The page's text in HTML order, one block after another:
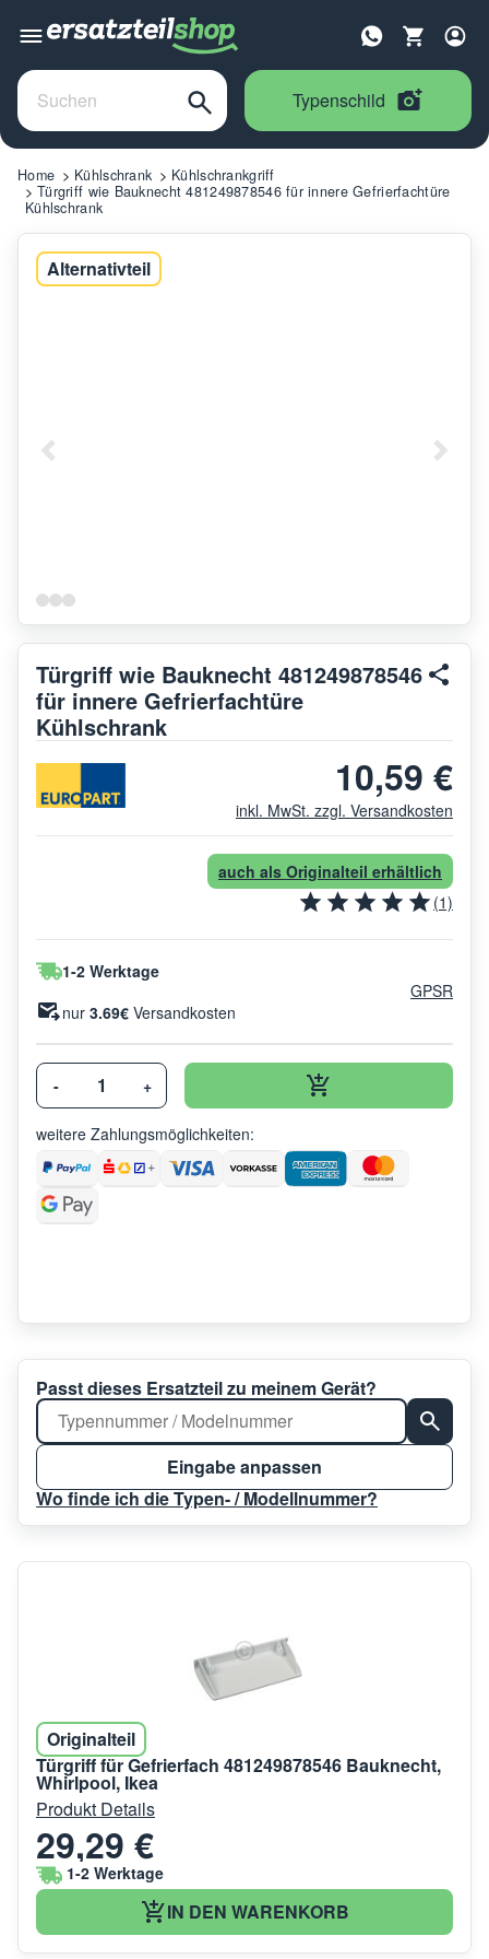
Typenschild
Home Kühlschrank
Kühlschrankgriff
Türgriff wie Bauknecht 481249878546 für innere Gefrierfachtüre
Kühlschrank
Alternativteil
Türgriff wie Bauknecht 481249878546
für innere Gefrierfachtüre
Kühlschrank
10,59 €
inkl. MwSt. zzgl. Versandkosten
auch als Originalteil erhältlich
(1)
1-2 Werktage
nur 3.69€ Versandkosten
GPSR
- +
weitere Zahlungsmöglichkeiten:
Passt dieses Ersatzteil zu meinem Gerät?
Eingabe anpassen
Wo finde ich die Typen- / Modellnummer?
Originalteil
Türgriff für Gefrierfach 481249878546 Bauknecht,
Whirlpool, Ikea
Produkt Details
29,29 €
1-2 Werktage
IN DEN WARENKORB